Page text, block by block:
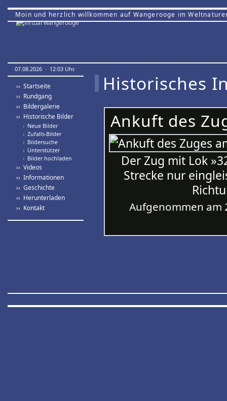
Moin und herzlich willkommen auf Wangerooge im
07.08.2026 · 12:03 Uhr.
›› Startseite
›› Rundgang
›› Bildergalerie
›› Historische Bilder
› Neue Bilder
› Zufalls-Bilder
› Bildersuche
› Unterstützer
› Bilder hochladen
›› Videos
›› Informationen
›› Geschichte
›› Herunterladen
›› Kontakt
Historisches
Ankuft des
Der Zug mit Lok
Strecke nur
Aufgenommen